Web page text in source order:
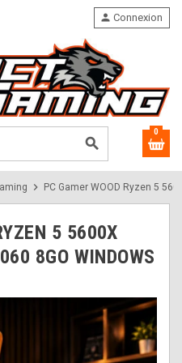
search
person Connexion
0
chevron_right PC Gamer WOOD Ryzen 5
5 5600X
8GO WINDOWS